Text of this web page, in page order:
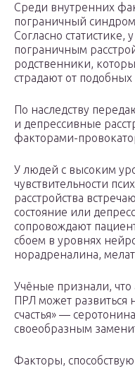
Среди внутренних
пограничный
Согласно статистике,
пограничным
родственники,
страдают от подобных
По наследству
и депрессивные
факторами-
У людей с высоким
чувствительности
расстройства
состояние или
сопровождают
сбоем в уровнях
норадреналина,
Учёные признали, что
ПРЛ может развиться
счастья» —
своеобразным
Факторы,